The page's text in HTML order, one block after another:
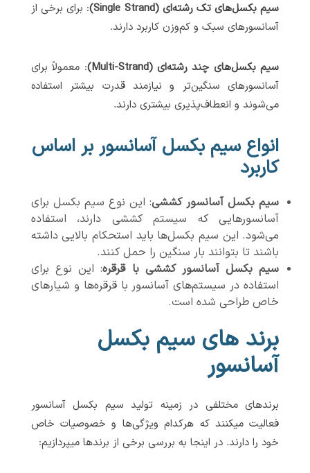
سیم بکسل‌های تک رشته‌ای (Single Strand)
: برای برخی از
آسانسورهای سبک و کم‌وزن کاربرد دارند.
سیم بکسل‌های چند رشته‌ای (Multi-Strand)
: معمولاً برای
آسانسورهای سنگین‌تر و نیازمند قدرت بیشتر استفاده
می‌شوند و انعطاف‌پذیری بیشتری دارند.
انواع سیم بکسل آسانسور بر اساس
کاربرد
سیم بکسل آسانسور کششی: این نوع سیم بکسل برای
آسانسورهایی که سیستم کششی دارند، استفاده
می‌شود. این سیم بکسل‌ها باید استحکام بالایی داشته
باشند تا بتوانند بار سنگین را حمل کنند.
سیم بکسل آسانسور کششی با قرقره: این نوع برای
استفاده در سیستم‌های آسانسور با قرقره‌ها و شیارهای
خاص طراحی شده است.
برند های سیم بکسل
آسانسور
برندهای مختلفی در زمینه تولید سیم بکسل آسانسور
فعالیت میکنند که هرکدام ویژگی‌ها و خصوصیات خاص
خود را دارند. در اینجا به بررسی برخی از برندها میپردازیم: